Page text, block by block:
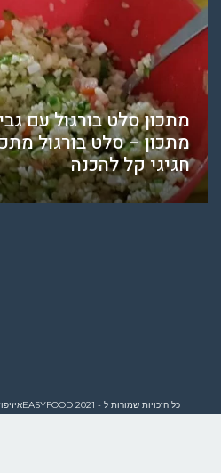
מתכון סלט בורגול עם
מתכון – סלט בורגול
חגיגי קל להכנה
כל הזכויות שמורות ל - EASYFOOD 2021איזיפוד מבית 2BMOMMY טובימאמי (C)